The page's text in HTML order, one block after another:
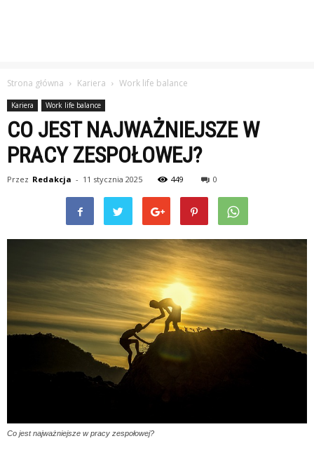
Strona główna Kariera Work life balance
Kariera Work life balance
CO JEST NAJWAŻNIEJSZE W
PRACY ZESPOŁOWEJ?
Przez Redakcja - 11 stycznia 2025 449 0
Co jest najważniejsze w pracy zespołowej?